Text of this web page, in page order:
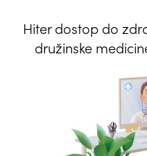
Hiter dostop do
družinske